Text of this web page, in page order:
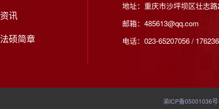
资讯
法硕简章
地址：重庆市沙坪坝区壮志
邮箱：485613@qq.com
电话：023-65207056 /
渝ICP备05001036